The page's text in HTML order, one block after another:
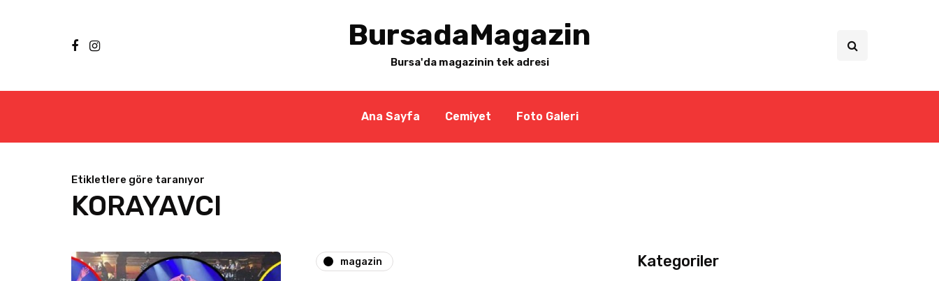
BursadaMagazin
Bursa'da magazinin tek adresi
Ana Sayfa Cemiyet Foto Galeri
Etikletlere göre taranıyor
KORAYAVCI
magazin Kategoriler